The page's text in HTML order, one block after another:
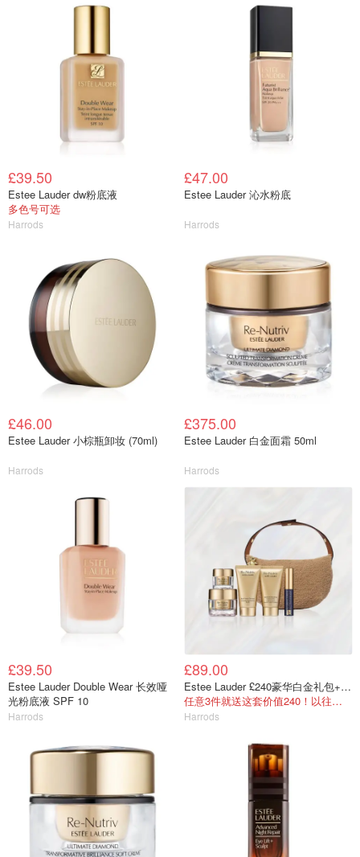
£39.50
Estee Lauder dw粉底液
多色号可选
Harrods
£47.00
Estee Lauder 沁水粉底
Harrods
£46.00
Estee Lauder 小棕瓶卸妆 (70ml)
Harrods
£375.00
Estee Lauder 白金面霜 50ml
Harrods
£39.50
Estee Lauder Double Wear 长效哑
光粉底液 SPF 10
Harrods
£89.00
Estee Lauder £240豪华白金礼包+腋下包
任意3件就送这套价值240！以往门槛要150！
Harrods